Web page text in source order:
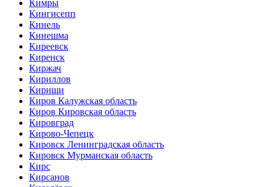
Кимры
Кингисепп
Кинель
Кинешма
Киреевск
Киренск
Киржач
Кириллов
Кириши
Киров Калужская область
Киров Кировская область
Кировград
Кирово-Чепецк
Кировск Ленинградская область
Кировск Мурманская область
Кирс
Кирсанов